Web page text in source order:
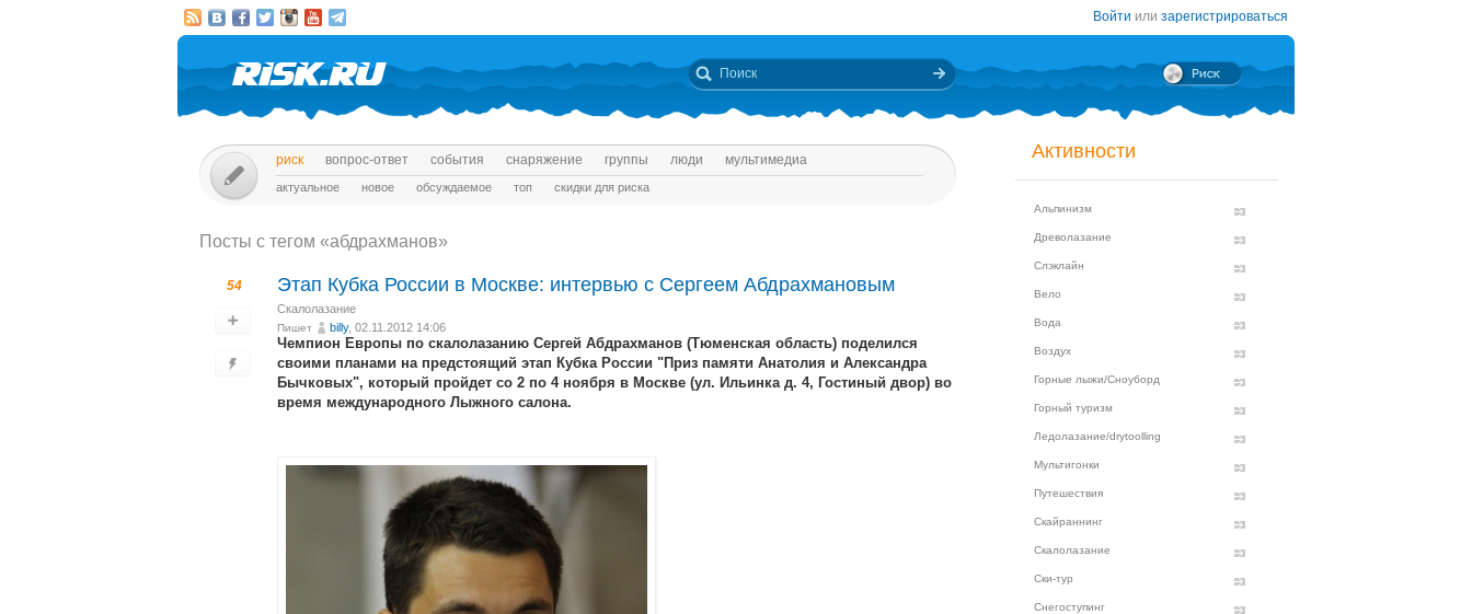
Войти или зарегистрироваться
риск вопрос-ответ события снаряжение группы люди мультимедиа
актуальное новое обсуждаемое топ скидки для риска
Посты c тегом «абдрахманов»
54 Этап Кубка России в Москве: интервью с Сергеем Абдрахмановым
Скалолазание
Пишет billy, 02.11.2012 14:06
Чемпион Европы по скалолазанию Сергей Абдрахманов (Тюменская область) поделился
своими планами на предстоящий этап Кубка России "Приз памяти Анатолия и Александра
Бычковых", который пройдет со 2 по 4 ноября в Москве (ул. Ильинка д. 4, Гостиный двор) во
время международного Лыжного салона.
Активности
Альпинизм
Древолазание
Слэклайн
Вело
Вода
Воздух
Горные лыжи/Сноуборд
Горный туризм
Ледолазание/drytoolling
Мультигонки
Путешествия
Скайраннинг
Скалолазание
Ски-тур
Снегоступинг